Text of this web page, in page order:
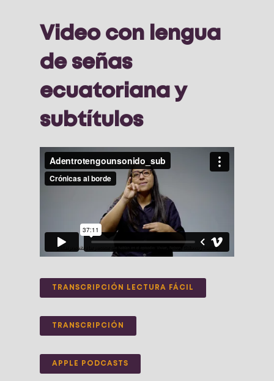
Video con lengua
de señas
ecuatoriana y
subtítulos
TRANSCRIPCIÓN LECTURA FÁCIL
TRANSCRIPCIÓN
APPLE PODCASTS